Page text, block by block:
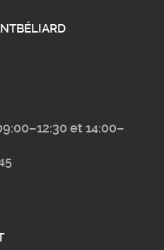
et 14:00–